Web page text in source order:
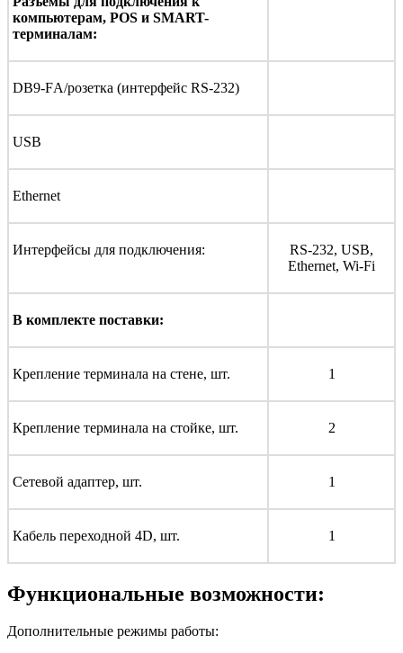
компьютерам, POS и SMART-
терминалам:
DB9-FА/розетка (интерфейс RS-232)
USB
Ethernet
Интерфейсы для подключения:
RS-232, USB,
Ethernet, Wi-Fi
В комплекте поставки:
Крепление терминала на стене, шт. 1
Крепление терминала на стойке, шт. 2
Сетевой адаптер, шт. 1
Кабель переходной 4D, шт. 1
Функциональные возможности:
Дополнительные режимы работы: